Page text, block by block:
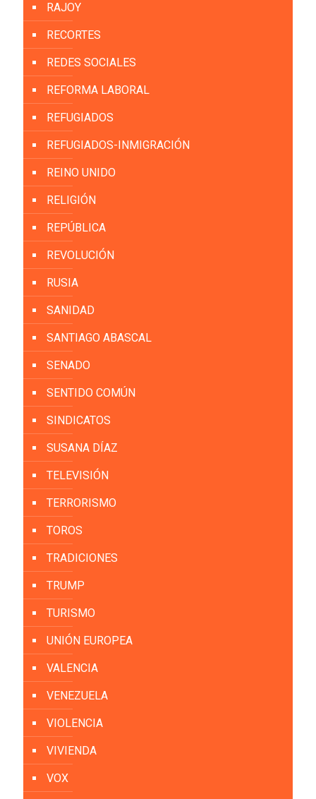
RAJOY
RECORTES
REDES SOCIALES
REFORMA LABORAL
REFUGIADOS
REFUGIADOS-INMIGRACIÓN
REINO UNIDO
RELIGIÓN
REPÚBLICA
REVOLUCIÓN
RUSIA
SANIDAD
SANTIAGO ABASCAL
SENADO
SENTIDO COMÚN
SINDICATOS
SUSANA DÍAZ
TELEVISIÓN
TERRORISMO
TOROS
TRADICIONES
TRUMP
TURISMO
UNIÓN EUROPEA
VALENCIA
VENEZUELA
VIOLENCIA
VIVIENDA
VOX